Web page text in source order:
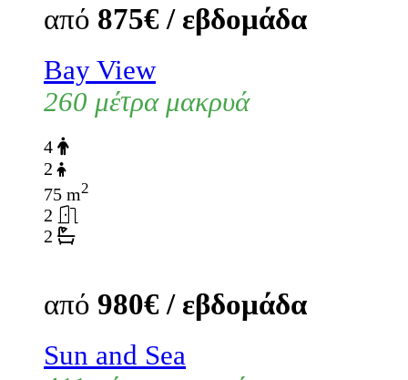
από 875€ / εβδομάδα
Bay View
260 μέτρα μακρυά
4
2
75 m2
2
2
από 980€ / εβδομάδα
Sun and Sea